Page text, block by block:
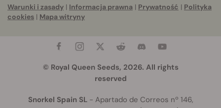
Warunki i zasady | Informacja prawna | Prywatność | Polityka
cookies | Mapa witryny
© Royal Queen Seeds, 2026. All rights
reserved
Snorkel Spain SL- Apartado de Correos nº 146,